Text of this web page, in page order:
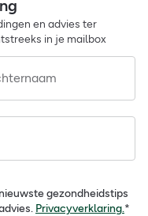
en advies ter
in je mailbox
gezondheidstips
Privacyverklaring.*